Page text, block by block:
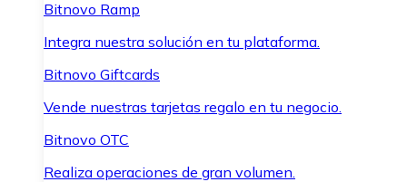
Bitnovo Ramp
Integra nuestra solución en tu plataforma.
Bitnovo Giftcards
Vende nuestras tarjetas regalo en tu negocio.
Bitnovo OTC
Realiza operaciones de gran volumen.